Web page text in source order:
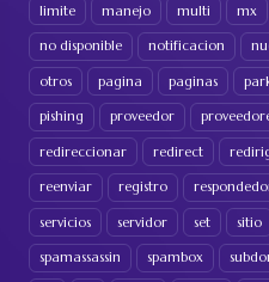
limite manejo multi mx
no disponible notificacion
otros pagina paginas
pishing proveedor
redireccionar redirect
reenviar registro
servicios servidor set sitio
spamassassin spambox